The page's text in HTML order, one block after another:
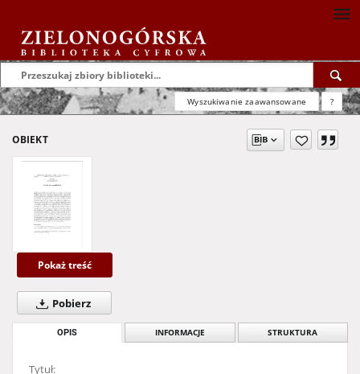
Wyszukiwanie zaawansowane ?
OBIEKT
Pokaż treść
Pobierz
OPIS INFORMACJE STRUKTURA
Tytuł: